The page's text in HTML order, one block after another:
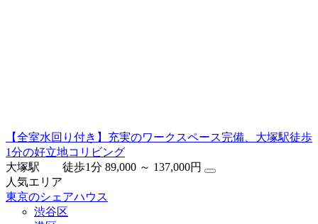
【全室水回り付き】充実のワークスペース完備、大塚駅徒歩
1分の好立地コリビング
大塚駅 徒歩1分 89,000 ～ 137,000円
人気エリア
東京のシェアハウス
渋谷区